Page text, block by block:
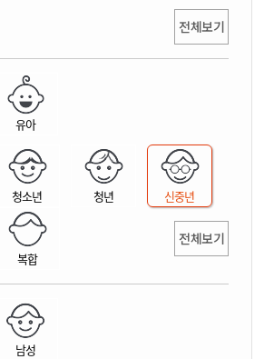
전체보기
유아
청소년 청년 신중년
복합
전체보기
남성